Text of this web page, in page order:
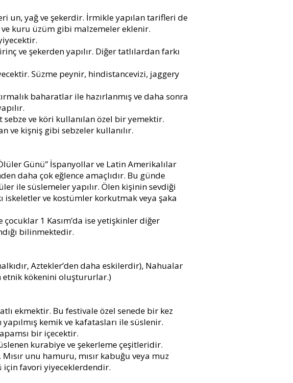
un, yağ ve şekerdir. İrmikle yapılan tarifleri de
kuru üzüm gibi malzemeler eklenir.
ve şekerden yapılır. Diğer tatlılardan farkı
Süzme peynir, hindistancevizi, jaggery
baharatlar ile hazırlanmış ve daha sonra
ve köri kullanılan özel bir yemektir.
ve kişniş gibi sebzeler kullanılır.
Günü” İspanyollar ve Latin Amerikalılar
daha çok eğlence amaçlıdır. Bu günde
ile süslemeler yapılır. Ölen kişinin sevdiği
iskeletler ve kostümler korkutmak veya şaka
çocuklar 1 Kasım’da ise yetişkinler diğer
bilinmektedir.
Aztekler’den daha eskilerdir), Nahualar
etnik kökenini oluştururlar.)
ekmektir. Bu festivale özel senede bir kez
kemik ve kafatasları ile süslenir.
bir içecektir.
kurabiye ve şekerleme çeşitleridir.
unu hamuru, mısır kabuğu veya muz
için favori yiyeceklerdendir.